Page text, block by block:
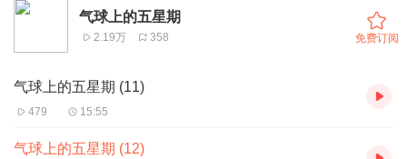
尔河的属地，从而完成了前人未竞的探险行程。 书中对非洲大陆的
风景描写十分生动细腻，高山大海、沼泽洼地、沙漠河流，还有火
无花果树 、 金
秃鹫、豹子、鬣狗 等热带动物应有尽有，还有与野人、猴子斗智斗
勇的惊心动魄的场面，这些都不禁使人浮想联翩，产生去非洲
气球上的五星期
2.19万 358 免费订阅
气球上的五星期 (11)
479 15:55
气球上的五星期 (12)